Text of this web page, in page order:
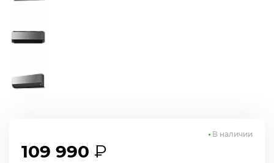
109 990 ₽
В наличии